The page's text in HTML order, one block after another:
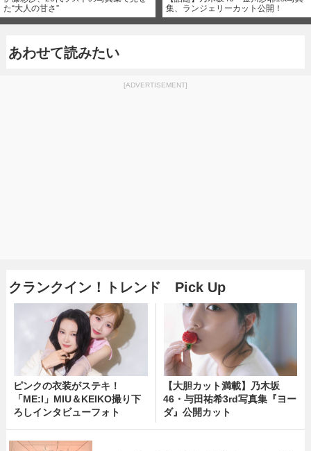
た“大人の甘さ”
集、ランジェリーカット公開！
あわせて読みたい
[ADVERTISEMENT]
クランクイン！トレンド Pick Up
ピンクの衣装がステキ！
「ME:I」MIU＆KEIKO撮り下
ろしインタビューフォト
【大胆カット満載】乃木坂
46・与田祐希3rd写真集『ヨー
ダ』公開カット